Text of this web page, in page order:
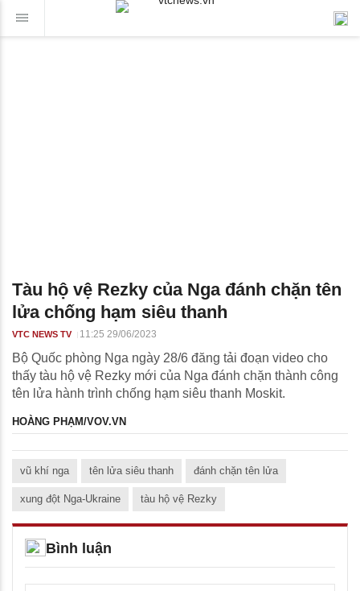
Tàu hộ vệ Rezky của Nga đánh chặn tên
lửa chống hạm siêu thanh
VTC NEWS TV 11:25 29/06/2023
Bộ Quốc phòng Nga ngày 28/6 đăng tải đoạn video cho
thấy tàu hộ vệ Rezky mới của Nga đánh chặn thành công
tên lửa hành trình chống hạm siêu thanh Moskit.
HOÀNG PHẠM/VOV.VN
vũ khí nga tên lửa siêu thanh đánh chặn tên lửa
xung đột Nga-Ukraine tàu hộ vệ Rezky
Bình luận